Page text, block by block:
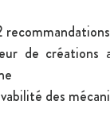
de créations
des